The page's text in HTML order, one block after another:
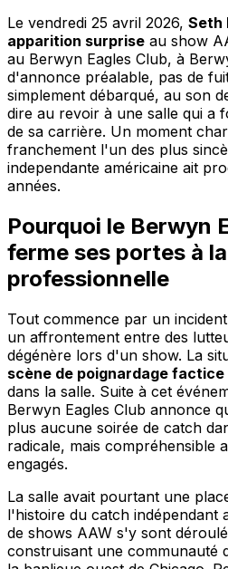
Le vendredi 25 avril 2026, Seth
apparition surprise au show
au Berwyn Eagles Club, à
d'annonce préalable, pas de
simplement débarqué, au son
dire au revoir à une salle qui a
de sa carrière. Un moment
franchement l'un des plus
independante américaine ait
années.
Pourquoi le Berwyn
ferme ses portes à
professionnelle
Tout commence par un
un affrontement entre des
dégénère lors d'un show. La
scène de poignardage factice
dans la salle. Suite à cet
Berwyn Eagles Club annonce
plus aucune soirée de catch
radicale, mais compréhensible
engagés.
La salle avait pourtant une
l'histoire du catch indépendant
de shows AAW s'y sont
construisant une communauté